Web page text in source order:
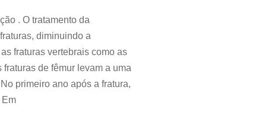
. O tratamento da
diminuindo a
fraturas vertebrais como as
de fêmur levam a uma
primeiro ano após a fratura,
Em